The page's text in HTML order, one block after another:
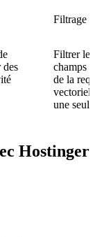
des
Filtrage
Filtrer
champs
de la
une
Hostinger